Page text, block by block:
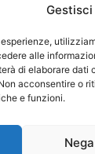
alle
di elaborare dati
acconsentire o
e funzioni.
Nega